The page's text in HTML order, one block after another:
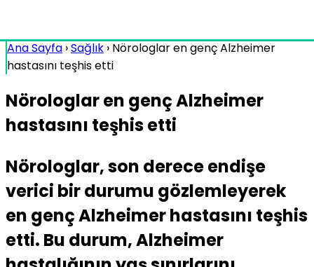
Ana Sayfa ›Sağlık › Nörologlar en genç Alzheimer
hastasını teşhis etti
Nörologlar en genç Alzheimer
hastasını teşhis etti
Nörologlar, son derece endişe
verici bir durumu gözlemleyerek
en genç Alzheimer hastasını teşhis
etti. Bu durum, Alzheimer